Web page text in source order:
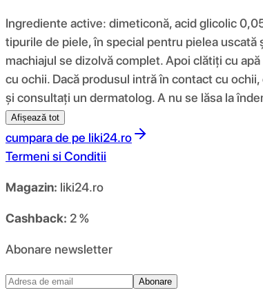
Ingrediente active: dimeticonă, acid glicolic
tipurile de piele, în special pentru pielea
machiajul se dizolvă complet. Apoi clătiți cu
cu ochii. Dacă produsul intră în contact cu
și consultați un dermatolog. A nu se lăsa la
Afișează tot
cumpara de pe liki24.ro
Termeni si Conditii
Magazin: liki24.ro
Cashback: 2 %
Abonare newsletter
Abonare